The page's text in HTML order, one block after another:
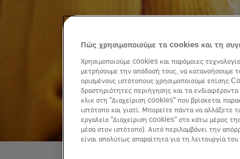
Πώς χρησιμοποιούμε τα cookies και τη
Χρησιμοποιούμε cookies και παρόμοιες
μετρήσουμε την απόδοσή τους, να κατανοήσουμε
ορισμένους ιστότοπους χρησιμοποιούμε επίσης
δραστηριότητες περιήγησης και τα
κλικ στη "Διαχείριση cookies" που βρίσκεται
ιστότοπο και γιατί. Μπορείτε πάντα να αλλάξετε
εργαλείο "Διαχείριση cookies" στο κάτω μέρος
μέσα στον ιστότοπο). Αυτό περιλαμβάνει την
είναι απολύτως απαραίτητα για τη λειτουργία του